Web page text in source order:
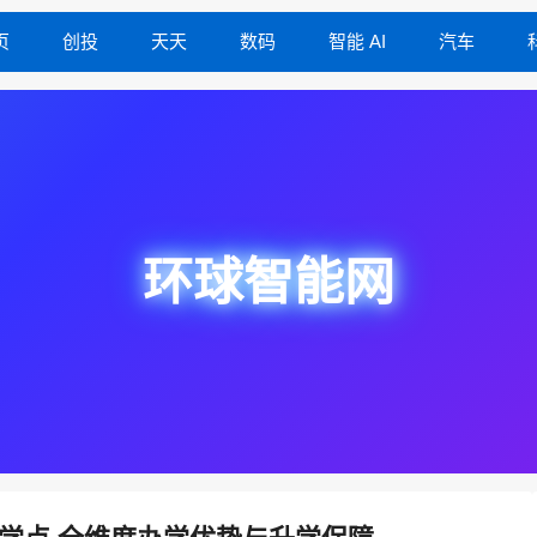
创投 天天 数码 智能 AI 汽车
环球智能网